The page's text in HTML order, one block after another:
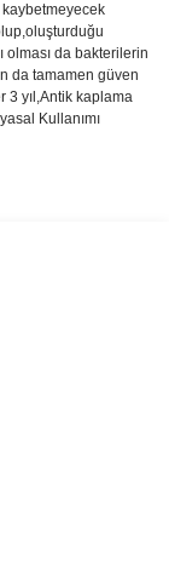
kaybetmeyecek
da bakterilerin
da tamamen güven
3 yıl,Antik kaplama
Kullanımı